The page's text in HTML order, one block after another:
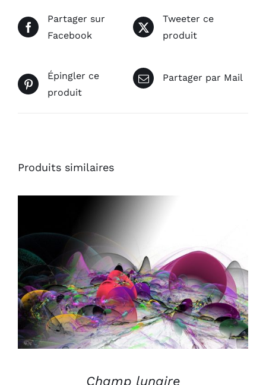
Partager sur
Facebook
Tweeter ce
produit
Épingler ce
produit
Partager par Mail
Produits similaires
AJOUTER AU PANIER
/
DÉTAILS
Champ lunaire